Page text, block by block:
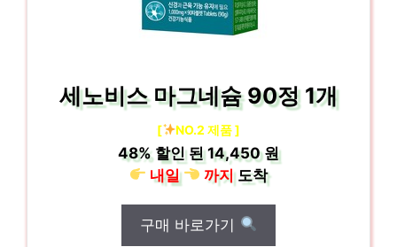
세노비스 마그네슘 90정 1개
[ NO.2 제품 ]
48% 할인 된14,450 원
내일
까지도착
구매 바로가기